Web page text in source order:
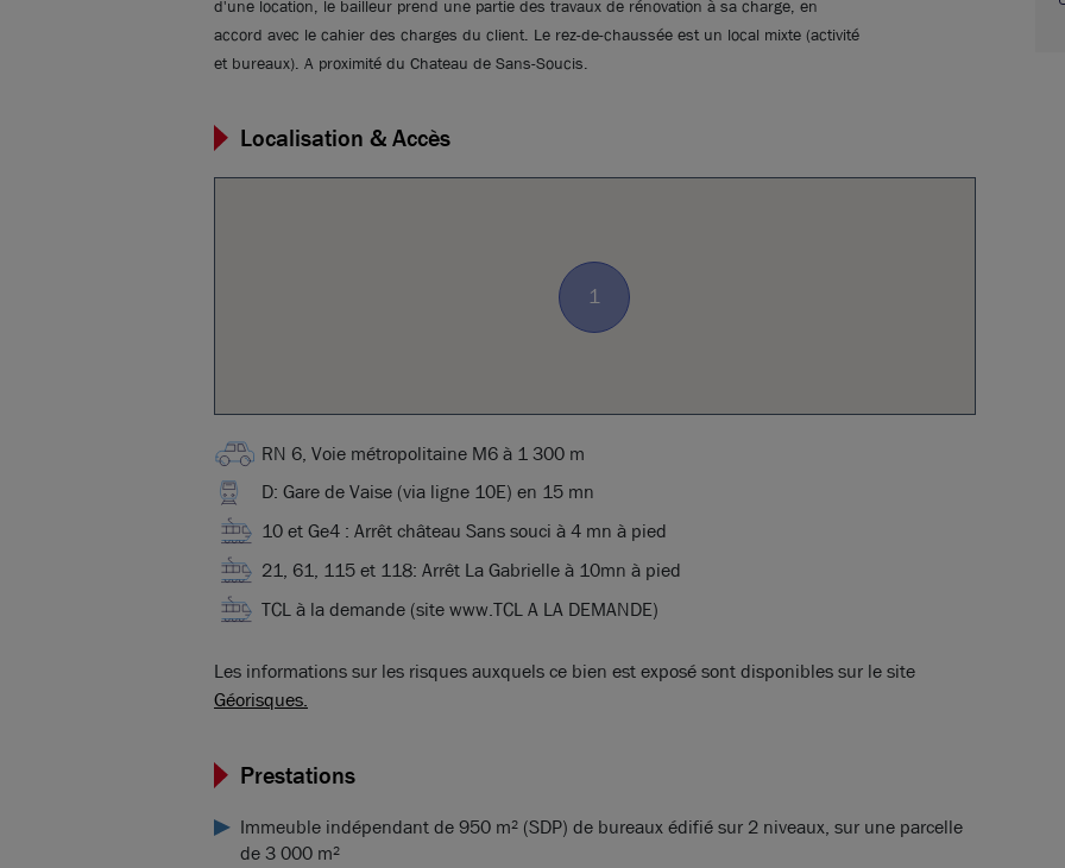
d'une location, le bailleur prend une partie des travaux de rénovation à sa charge, en
accord avec le cahier des charges du client. Le rez-de-chaussée est un local mixte (activité
et bureaux). A proximité du Chateau de Sans-Soucis.
Localisation & Accès
1
RN 6, Voie métropolitaine M6 à 1 300 m
D: Gare de Vaise (via ligne 10E) en 15 mn
10 et Ge4 : Arrêt château Sans souci à 4 mn à pied
21, 61, 115 et 118: Arrêt La Gabrielle à 10mn à pied
TCL à la demande (site www.TCL A LA DEMANDE)
Les informations sur les risques auxquels ce bien est exposé sont disponibles sur le site
Géorisques.
Prestations
Immeuble indépendant de 950 m² (SDP) de bureaux édifié sur 2 niveaux, sur une parcelle
de 3 000 m²